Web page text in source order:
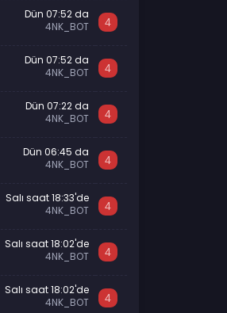
Dün 07:52 da
4NK_BOT
4
Dün 07:52 da
4NK_BOT
4
Dün 07:22 da
4NK_BOT
4
Dün 06:45 da
4NK_BOT
4
Salı saat 18:33'de
4NK_BOT
4
Salı saat 18:02'de
4NK_BOT
4
Salı saat 18:02'de
4NK_BOT
4